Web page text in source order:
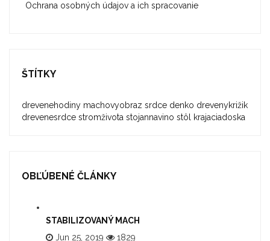
Ochrana osobných údajov a ich spracovanie
ŠTÍTKY
drevenehodiny machovyobraz srdce denko drevenykrižik
drevenesrdce stromživota stojannavino stôl krajaciadoska
OBĽÚBENÉ ČLÁNKY
STABILIZOVANÝ MACH
Jun 25, 2019
1829